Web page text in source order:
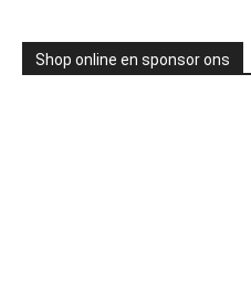
Shop online en sponsor ons